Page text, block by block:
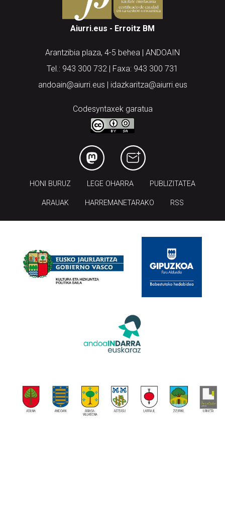
Aiurri.eus - Erroitz BM
Arantzibia plaza, 4-5 behea | ANDOAIN
Tel.: 943 300 732 | Faxa: 943 300 731
andoain@aiurri.eus | idazkaritza@aiurri.eus
Codesyntaxek garatua
HONI BURUZ LEGE OHARRA PUBLIZITATEA
ARAUAK HARREMANETARAKO RSS